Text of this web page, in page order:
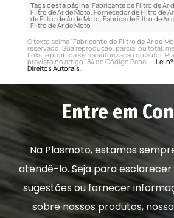
Tags desta página:Fabricante de Filtro de Ar
Filtro de Ar de Moto, Fornecedor de Filtro de
de Filtro de Ar de Moto, Fabrica de Filtro de Ar
Filtro de Ar de Moto
O texto acima "Fabricante de Filtro de Ar de
reservado. Sua reprodução, parcial ou total,
links, é proibida sem a autorização do autor.
previsto no artigo 184 do Código Penal. – Lei
Direitos Autorais.
Entre em
Na Plasmoto, estamos
atendê-lo. Seja para
sugestões ou fornecer
sobre nossos produtos,